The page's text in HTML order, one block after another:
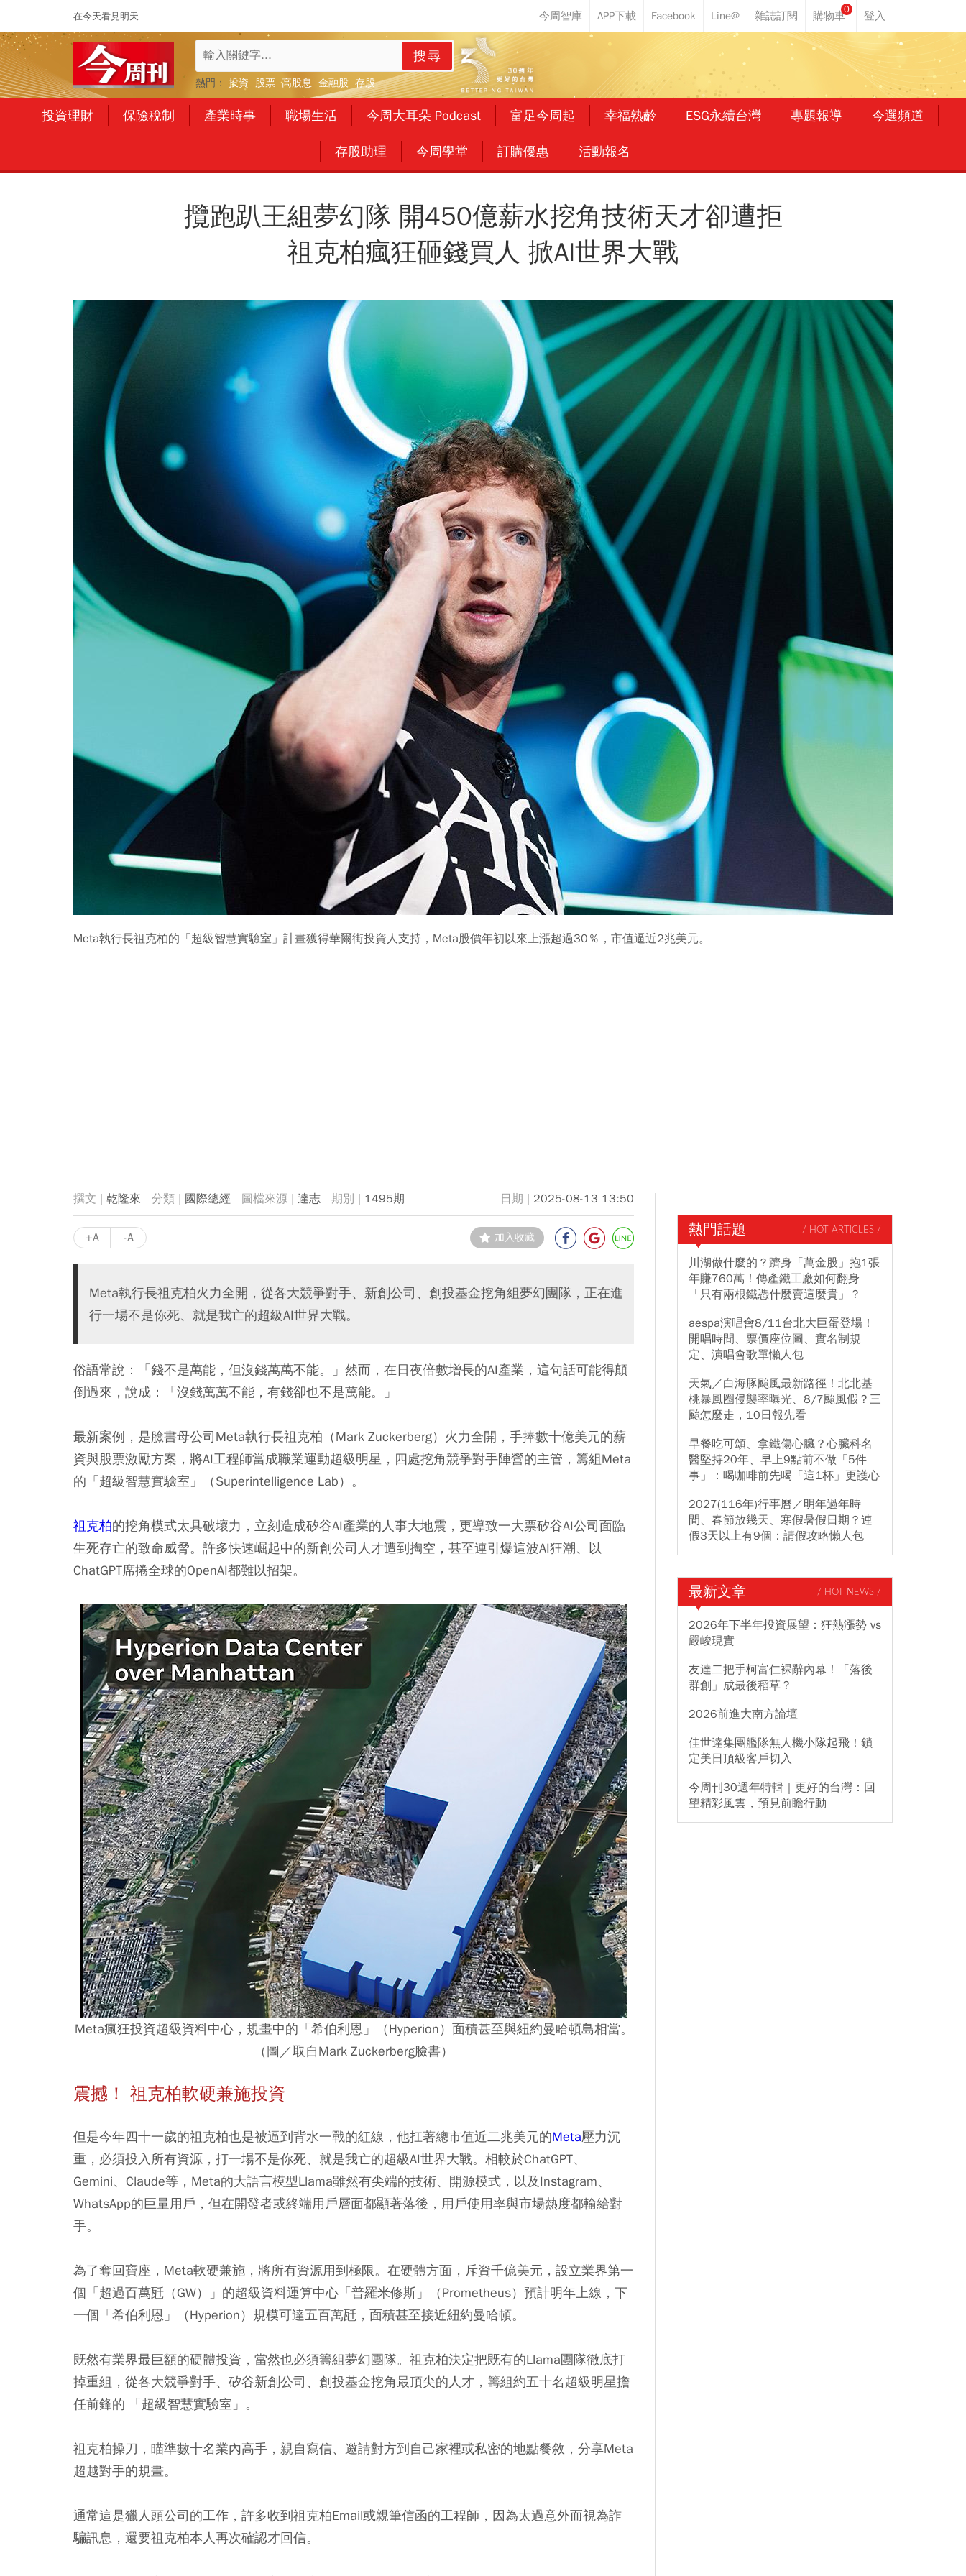
在今天看見明天
0
搜尋
熱門： 投資 股票 高股息 金融股 存股
投資理財 保險稅制 產業時事 職場生活 今周大耳朵 Podcast 富足今周起 幸福熟齡 ESG永續台灣 專題報導 今選頻道
存股助理 今周學堂 訂購優惠 活動報名
攬跑趴王組夢幻隊 開450億薪水挖角技術天才卻遭拒
祖克柏瘋狂砸錢買人 掀AI世界大戰
Meta執行長祖克柏的「超級智慧實驗室」計畫獲得華爾街投資人支持，Meta股價年初以來上漲超過30％，市值逼近2兆美元。
乾隆來 國際總經 達志 1495期 2025-08-13 13:50
+A -A 加入收藏
Meta執行長祖克柏火力全開，從各大競爭對手、新創公司、創投基金挖角組夢幻團隊，正在進
行一場不是你死、就是我亡的超級AI世界大戰。
俗語常說：「錢不是萬能，但沒錢萬萬不能。」然而，在日夜倍數增長的AI產業，這句話可能得顛
倒過來，說成：「沒錢萬萬不能，有錢卻也不是萬能。」
最新案例，是臉書母公司Meta執行長祖克柏（Mark Zuckerberg）火力全開，手捧數十億美元的薪
資與股票激勵方案，將AI工程師當成職業運動超級明星，四處挖角競爭對手陣營的主管，籌組Meta
的「超級智慧實驗室」（Superintelligence Lab）。
祖克柏的挖角模式太具破壞力，立刻造成矽谷AI產業的人事大地震，更導致一大票矽谷AI公司面臨
生死存亡的致命威脅。許多快速崛起中的新創公司人才遭到掏空，甚至連引爆這波AI狂潮、以
ChatGPT席捲全球的OpenAI都難以招架。
Meta瘋狂投資超級資料中心，規畫中的「希伯利恩」（Hyperion）面積甚至與紐約曼哈頓島相當。
（圖／取自Mark Zuckerberg臉書）
震撼！ 祖克柏軟硬兼施投資
但是今年四十一歲的祖克柏也是被逼到背水一戰的紅線，他扛著總市值近二兆美元的Meta壓力沉
重，必須投入所有資源，打一場不是你死、就是我亡的超級AI世界大戰。相較於ChatGPT、
Gemini、Claude等，Meta的大語言模型Llama雖然有尖端的技術、開源模式，以及Instagram、
WhatsApp的巨量用戶，但在開發者或終端用戶層面都顯著落後，用戶使用率與市場熱度都輸給對
手。
為了奪回寶座，Meta軟硬兼施，將所有資源用到極限。在硬體方面，斥資千億美元，設立業界第一
個「超過百萬瓩（GW）」的超級資料運算中心「普羅米修斯」（Prometheus）預計明年上線，下
一個「希伯利恩」（Hyperion）規模可達五百萬瓩，面積甚至接近紐約曼哈頓。
既然有業界最巨額的硬體投資，當然也必須籌組夢幻團隊。祖克柏決定把既有的Llama團隊徹底打
掉重組，從各大競爭對手、矽谷新創公司、創投基金挖角最頂尖的人才，籌組約五十名超級明星擔
任前鋒的 「超級智慧實驗室」。
祖克柏操刀，瞄準數十名業內高手，親自寫信、邀請對方到自己家裡或私密的地點餐敘，分享Meta
超越對手的規畫。
通常這是獵人頭公司的工作，許多收到祖克柏Email或親筆信函的工程師，因為太過意外而視為詐
騙訊息，還要祖克柏本人再次確認才回信。
熱門話題 / HOT ARTICLES /
川湖做什麼的？躋身「萬金股」抱1張
年賺760萬！傳產鐵工廠如何翻身
「只有兩根鐵憑什麼賣這麼貴」？
aespa演唱會8/11台北大巨蛋登場！
開唱時間、票價座位圖、實名制規
定、演唱會歌單懶人包
天氣／白海豚颱風最新路徑！北北基
桃暴風圈侵襲率曝光、8/7颱風假？三
颱怎麼走，10日報先看
早餐吃可頌、拿鐵傷心臟？心臟科名
醫堅持20年、早上9點前不做「5件
事」：喝咖啡前先喝「這1杯」更護心
2027(116年)行事曆／明年過年時
間、春節放幾天、寒假暑假日期？連
假3天以上有9個：請假攻略懶人包
最新文章 / HOT NEWS /
2026年下半年投資展望：狂熱漲勢 vs
嚴峻現實
友達二把手柯富仁裸辭內幕！「落後
群創」成最後稻草？
2026前進大南方論壇
佳世達集團艦隊無人機小隊起飛！鎖
定美日頂級客戶切入
今周刊30週年特輯｜更好的台灣：回
望精彩風雲，預見前瞻行動